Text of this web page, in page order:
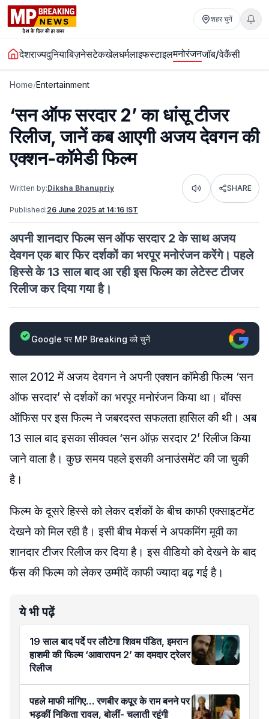
शहर चुनें
देशराज्यदुनियाबिज़नेसटेकखेलधर्मलाइफस्टाइलमनोरंजनजॉब/वेकैंसी
Home/Entertainment
‘सन ऑफ सरदार 2’ का धांसू टीजर
रिलीज, जानें कब आएगी अजय देवगन की
एक्शन-कॉमेडी फिल्म
Written by:Diksha Bhanupriy Listen SHARE
Published:26 June 2025 at 14:16 IST
अपनी शानदार फिल्म सन ऑफ सरदार 2 के साथ अजय
देवगन एक बार फिर दर्शकों का भरपूर मनोरंजन करेंगे। पहले
हिस्से के 13 साल बाद आ रही इस फिल्म का लेटेस्ट टीजर
रिलीज कर दिया गया है।
Google पर MP Breaking को चुनें
साल 2012 में अजय देवगन ने अपनी एक्शन कॉमेडी फिल्म ‘सन
ऑफ सरदार’ से दर्शकों का भरपूर मनोरंजन किया था। बॉक्स
ऑफिस पर इस फिल्म ने जबरदस्त सफलता हासिल की थी। अब
13 साल बाद इसका सीक्वल ‘सन ऑफ़ सरदार 2’ रिलीज किया
जाने वाला है। कुछ समय पहले इसकी अनाउंसमेंट की जा चुकी
है।
फिल्म के दूसरे हिस्से को लेकर दर्शकों के बीच काफी एक्साइटमेंट
देखने को मिल रही है। इसी बीच मेकर्स ने अपकमिंग मूवी का
शानदार टीजर रिलीज कर दिया है। इस वीडियो को देखने के बाद
फैंस की फिल्म को लेकर उम्मीदें काफी ज्यादा बढ़ गई है।
ये भी पढ़ें
19 साल बाद पर्दे पर लौटेगा शिवम पंडित, इमरान
हाशमी की फिल्म ‘आवारापन 2’ का दमदार ट्रेलर
रिलीज
पहले माफी मांगिए… रणबीर कपूर के राम बनने पर
भड़कीं निकिता रावल, बोलीं- चलाती रहूंगी